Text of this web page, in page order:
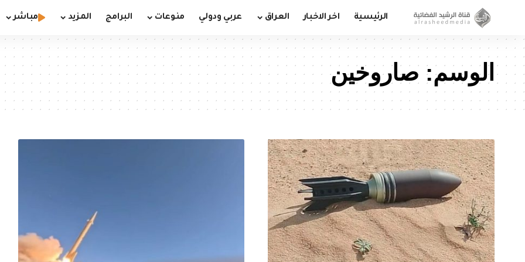
الرئيسية اخر الاخبار العراق عربي ودولي منوعات البرامج المزيد مباشر
الوسم: صاروخين